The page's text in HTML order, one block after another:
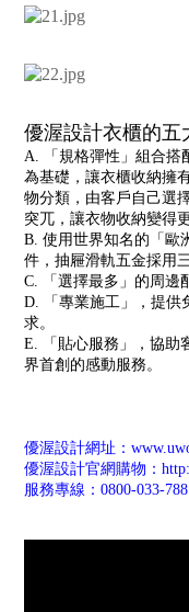
優渥設計衣櫃的五
A. 「規格彈性」組合搭
為基礎，讓衣櫃收納擁
物分類，由客戶自己選
突兀，讓衣物收納變得
B. 使用世界知名的「歐
件，抽屜滑軌五金採用
C. 「選擇最多」的周邊
D. 「專業施工」，提供
求。
E. 「貼心服務」，協助
界首創的感動服務。
優渥設計網址：
優渥設計官網購物：
服務專線：0800-033-788